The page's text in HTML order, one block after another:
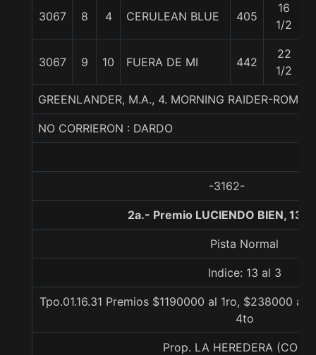
3067 8 4 CERULEAN BLUE 405
16
1/2
3067 9 10 FUERA DE MI 442
22
1/2
GREENLANDER, M.A., 4. MORNING RAIDER-
NO CORRIERON : DARDO
-3162-
2a.- Premio LUCIENDO BIEN,
Pista Normal
Indice: 13 al 3
Tpo.01.16.31 Premios $1190000 al 1ro, $238000 al
4to
Prop. LA HEREDERA